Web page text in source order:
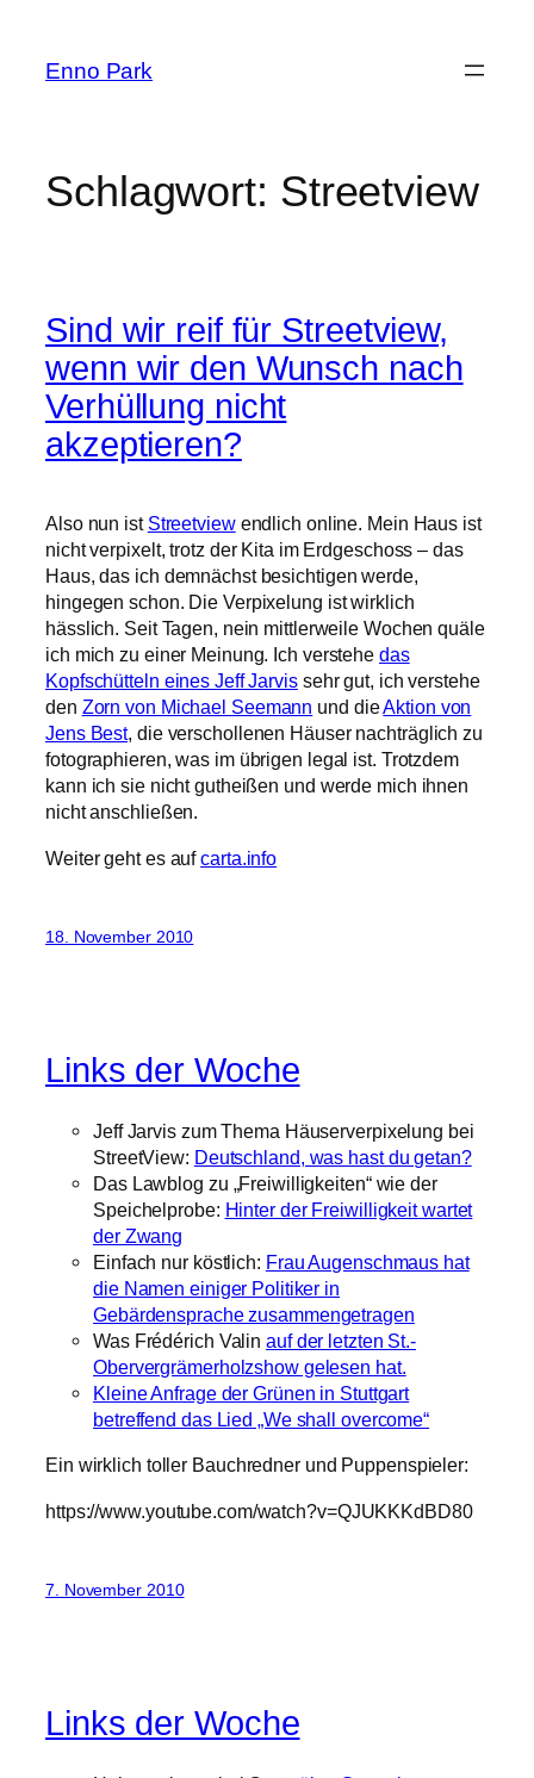
springen
Enno Park
Schlagwort: Streetview
Sind wir reif für Streetview,
wenn wir den Wunsch nach
Verhüllung nicht
akzeptieren?
Also nun ist Streetviewendlich online. Mein Haus ist
nicht verpixelt, trotz der Kita im Erdgeschoss – das
Haus, das ich demnächst besichtigen werde,
hingegen schon. Die Verpixelung ist wirklich
hässlich. Seit Tagen, nein mittlerweile Wochen quäle
ich mich zu einer Meinung. Ich verstehe das
Kopfschütteln eines Jeff Jarvissehr gut, ich verstehe
den Zorn von Michael Seemann und dieAktion von
Jens Best, die verschollenen Häuser nachträglich zu
fotographieren, was im übrigen legal ist. Trotzdem
kann ich sie nicht gutheißen und werde mich ihnen
nicht anschließen.
Weiter geht es aufcarta.info
18. November 2010
Links der Woche
Jeff Jarvis zum Thema Häuserverpixelung bei
StreetView: Deutschland, was hast du getan?
Das Lawblog zu „Freiwilligkeiten“ wie der
Speichelprobe: Hinter der Freiwilligkeit wartet
der Zwang
Einfach nur köstlich: Frau Augenschmaus hat
die Namen einiger Politiker in
Gebärdensprache zusammengetragen
Was Frédérich Valin auf der letzten St.-
Obervergrämerholzshow gelesen hat.
Kleine Anfrage der Grünen in Stuttgart
betreffend das Lied „We shall overcome“
Ein wirklich toller Bauchredner und Puppenspieler:
https://www.youtube.com/watch?v=QJUKKKdBD80
7. November 2010
Links der Woche